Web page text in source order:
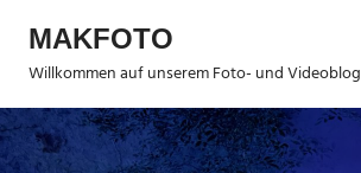
Inhalt
springen
MAKFOTO
Willkommen auf unserem Foto- und Videoblog